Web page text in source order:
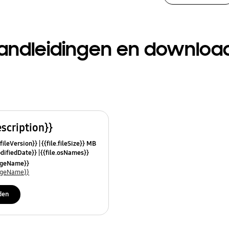
en
{{file.fileSize}} MB
{{file.osNames}}